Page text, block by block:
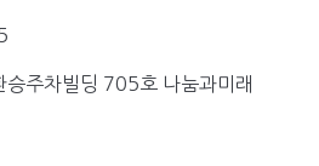
주차빌딩 705호 나눔과미래